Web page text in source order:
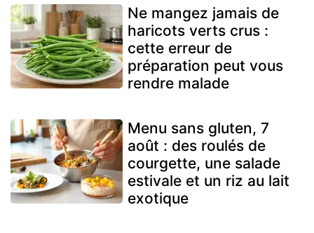
Ne mangez jamais de
haricots verts crus :
cette erreur de
préparation peut vous
rendre malade
Menu sans gluten, 7
août : des roulés de
courgette, une salade
estivale et un riz au lait
exotique